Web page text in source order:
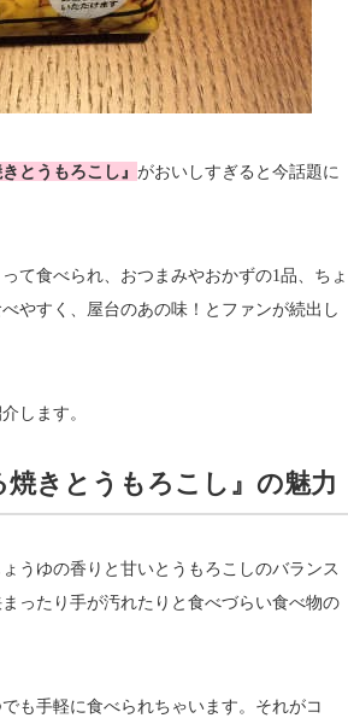
とうもろこし』 がおいしすぎると今話題に
て食べられ、おつまみやおかずの1品、ちょ
やすく、屋台のあの味！とファンが続出し
します。
きとうもろこし』の魅力
うゆの香りと甘いとうもろこしのバランス
ったり手が汚れたりと食べづらい食べ物の
も手軽に食べられちゃいます。それがコ